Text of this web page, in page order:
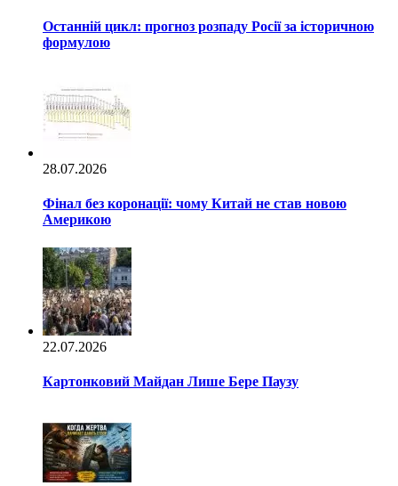
Останній цикл: прогноз розпаду Росії за історичною
формулою
28.07.2026
Фінал без коронації: чому Китай не став новою
Америкою
22.07.2026
Картонковий Майдан Лише Бере Паузу